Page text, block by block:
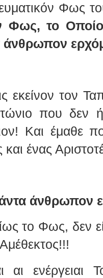
Φως
Φως, το
άνθρωπον
εκείνον τον
που δεν
Και έμαθε
ένας
άνθρωπον
το Φως, δεν
αι ενέργειαι